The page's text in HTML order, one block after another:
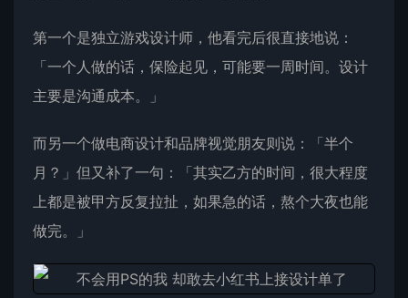
第一个是独立游戏设计师，他看完后很直接地说：
「一个人做的话，保险起见，可能要一周时间。设计
主要是沟通成本。」
而另一个做电商设计和品牌视觉朋友则说：「半个
月？」但又补了一句：「其实乙方的时间，很大程度
上都是被甲方反复拉扯，如果急的话，熬个大夜也能
做完。」